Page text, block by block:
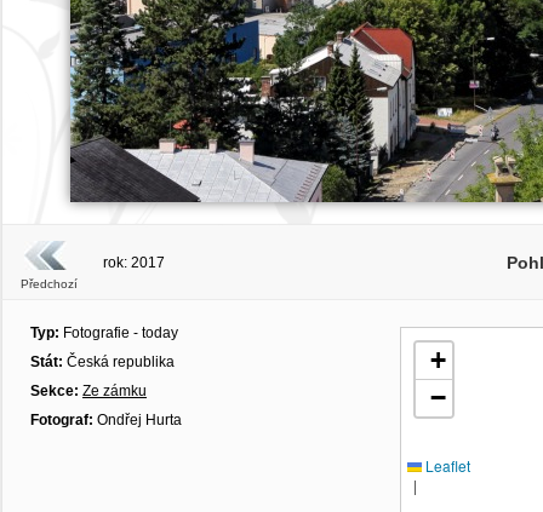
Předchozí
rok: 2017
Typ: Fotografie - today
Stát: Česká republika
Sekce: Ze zámku
Fotograf: Ondřej Hurta
+
−
Leaflet
|